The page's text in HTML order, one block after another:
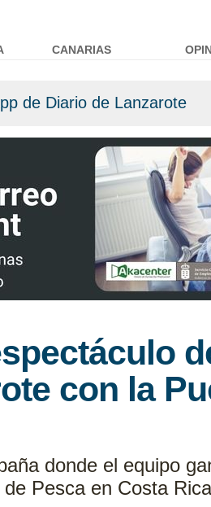
de Diario de Lanzarote
con la
donde el equipo
Pesca en Costa Rica
CANARIAS